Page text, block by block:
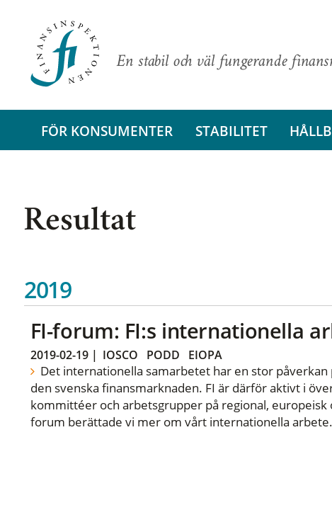
En stabil och väl fungerande
FÖR KONSUMENTER STABILITET
Resultat
2019
FI-forum: FI:s internationella
2019-02-19| IOSCO PODD EIOPA
Det internationella samarbetet har en stor
den svenska finansmarknaden. FI är därför aktivt i
kommittéer och arbetsgrupper på regional, europeisk
forum berättade vi mer om vårt internationella arbete.